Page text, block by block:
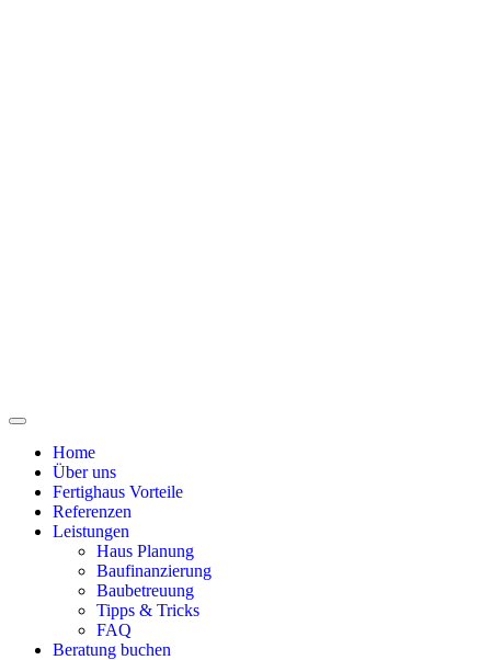
Home
Über uns
Fertighaus Vorteile
Referenzen
Leistungen
Haus Planung
Baufinanzierung
Baubetreuung
Tipps & Tricks
FAQ
Beratung buchen